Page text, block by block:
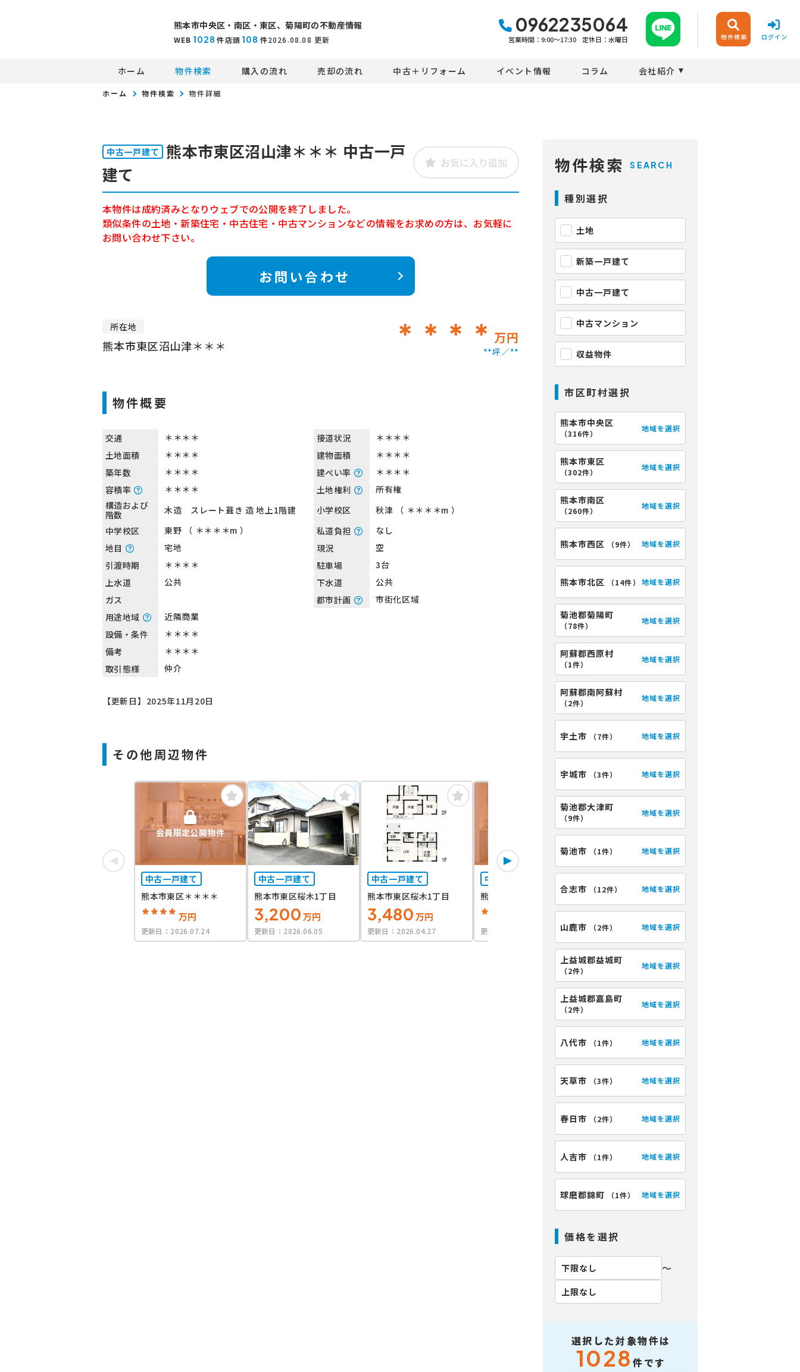
熊本市中央区・南区・東区、菊陽町の不動産情報
WEB 1028 件店頭 108 件2026.08.08 更新
0962235064
営業時間：9:00〜17:30 定休日：水曜日 物件検索 ログイン
ホーム 物件検索 購入の流れ 売却の流れ 中古＋リフォーム イベント情報 コラム 会社紹介
ホーム 物件検索 物件詳細
中古一戸建て
熊本市東区沼山津＊＊＊ 中古一戸
建て
お気に入り追加
本物件は成約済みとなりウェブでの公開を終了しました。
類似条件の土地・新築住宅・中古住宅・中古マンションなどの情報をお求めの方は、お気軽に
お問い合わせ下さい。
お問い合わせ
所在地
熊本市東区沼山津＊＊＊ ＊＊＊＊ 万円
**坪 **
物件概要
交通 ＊＊＊＊ 接道状況
＊＊＊＊
土地面積
＊＊＊＊ 建物面積
＊＊＊＊
築年数
＊＊＊＊ 建ぺい率
＊＊＊＊
容積率
＊＊＊＊ 土地権利
所有権
構造および
階数
木造 スレート葺き 造 地上1階建 小学校区
秋津 （ ＊＊＊＊m ）
中学校区
東野 （ ＊＊＊＊m ） 私道負担
なし
地目
宅地 現況
空
引渡時期
＊＊＊＊ 駐車場
3台
上水道
公共 下水道
公共
ガス
都市計画
市街化区域
用途地域
近隣商業
設備・条件
＊＊＊＊
備考
＊＊＊＊
取引態様
仲介
【更新日】2025年11月20日
その他周辺物件
会員限定公開物件
中古一戸建て
熊本市東区＊＊＊＊
**** 万円
更新日： 2026.07.24
中古一戸建て
熊本市東区桜木1丁目
3,200万円
更新日： 2026.06.05
中古一戸建て
熊本市東区桜木1丁目
3,480万円
更新日： 2026.04.27
会員限定公開物件
中古一戸建て
熊本市東区＊＊＊＊
****
更新日：
熊本市東区花立2丁目
3,788
更新日： 2026.02.01
物件検索 SEARCH
種別選択
土地
新築一戸建て
中古一戸建て
中古マンション
収益物件
市区町村選択
熊本市中央区
（316件）
地域を選択
熊本市東区
（302件）
地域を選択
熊本市南区
（260件）
地域を選択
熊本市西区 （9件） 地域を選択
熊本市北区 （14件） 地域を選択
菊池郡菊陽町
（78件）
地域を選択
阿蘇郡西原村
（1件）
地域を選択
阿蘇郡南阿蘇村
（2件）
地域を選択
宇土市 （7件） 地域を選択
宇城市 （3件） 地域を選択
菊池郡大津町
（9件）
地域を選択
菊池市 （1件） 地域を選択
合志市 （12件） 地域を選択
山鹿市 （2件） 地域を選択
上益城郡益城町
（2件）
地域を選択
上益城郡嘉島町
（2件）
地域を選択
八代市 （1件） 地域を選択
天草市 （3件） 地域を選択
春日市 （2件） 地域を選択
人吉市 （1件） 地域を選択
球磨郡錦町 （1件） 地域を選択
価格を選択
〜
選択した対象物件は
1028件です